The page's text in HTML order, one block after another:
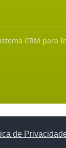
de
CRM para